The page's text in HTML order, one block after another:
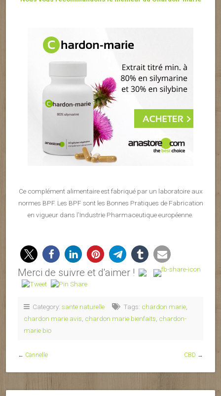
Ce complément alimentaire est fabriqué par un laboratoire aux
normes BPF. Les BPF sont les Bonnes Pratiques de Fabrication
en vigueur dans l’Industrie Pharmaceutique européenne.
Merci de suivre et d'aimer !
Category: sante naturelle Tags: chardon marie
chardon marie avis chardon marie bienfaits chardon-
marie bio
← Cannelle CBD →